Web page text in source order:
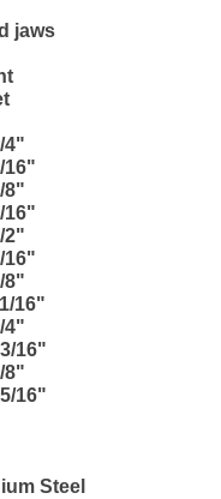
jaws
4"
16"
8"
16"
2"
16"
8"
16"
4"
16"
8"
16"
Steel